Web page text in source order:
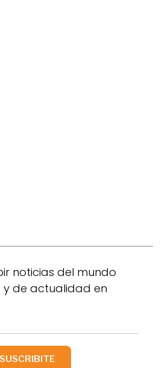
noticias del mundo
y de actualidad en